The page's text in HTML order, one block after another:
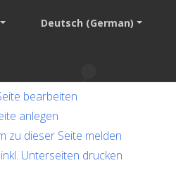
Deutsch (German)
bearbeiten
anlegen
zu dieser Seite melden
Unterseiten drucken